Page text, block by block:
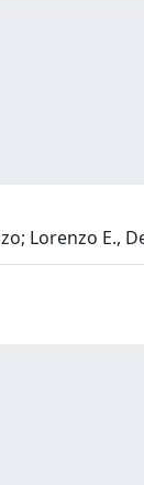
Lorenzo E.,